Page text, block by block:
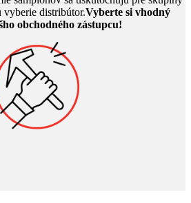
vyberie distribútor.Vyberte si vhodný
obchodného zástupcu!